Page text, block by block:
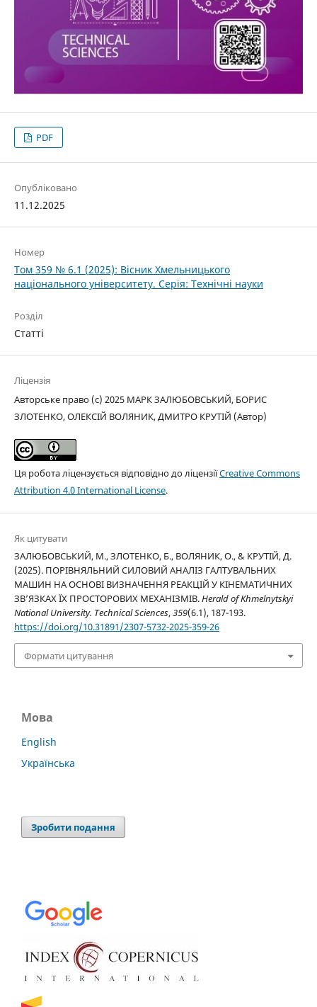
PDF
Опубліковано
11.12.2025
Номер
Том 359 № 6.1 (2025): Вісник Хмельницького
національного університету. Серія: Технічні науки
Розділ
Статті
Ліцензія
Авторське право (c) 2025 МАРК ЗАЛЮБОВСЬКИЙ, БОРИС
ЗЛОТЕНКО, ОЛЕКСІЙ ВОЛЯНИК, ДМИТРО КРУТІЙ (Автор)
Ця робота ліцензується відповідно до ліцензіїCreative Commons
Attribution 4.0 International License.
Як цитувати
ЗАЛЮБОВСЬКИЙ, М., ЗЛОТЕНКО, Б., ВОЛЯНИК, О., & КРУТІЙ, Д.
(2025). ПОРІВНЯЛЬНИЙ СИЛОВИЙ АНАЛІЗ ГАЛТУВАЛЬНИХ
МАШИН НА ОСНОВІ ВИЗНАЧЕННЯ РЕАКЦІЙ У КІНЕМАТИЧНИХ
ЗВ’ЯЗКАХ ЇХ ПРОСТОРОВИХ МЕХАНІЗМІВ.Herald of Khmelnytskyi
National University. Technical Sciences,359(6.1), 187-193.
https://doi.org/10.31891/2307-5732-2025-359-26
Формати цитування
Мова
English
Українська
Зробити подання